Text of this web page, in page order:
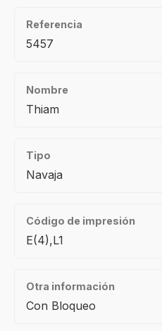
Referencia
5457
Nombre
Thiam
Tipo
Navaja
Código de impresión
E(4),L1
Otra información
Con Bloqueo